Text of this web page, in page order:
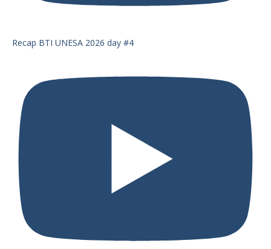
Recap BTI UNESA 2026 day #4